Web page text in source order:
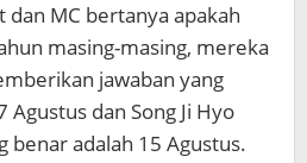
MC bertanya apakah
masing-masing, mereka
jawaban yang
Agustus dan Song Ji Hyo
benar adalah 15 Agustus.